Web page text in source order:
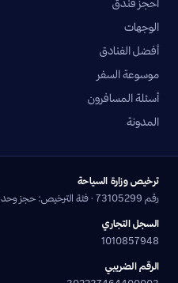
احجز فندق
الوجهات
أفضل الفنادق
موسوعة السفر
أسئلة المسافرون
المدونة
ترخيص وزارة السياحة
رقم 73105299 · فئة الترخيص: حجز وحدات الضيافة وتنظيم الرحلات السياحية
السجل التجاري
1010857948
الرقم الضريبي